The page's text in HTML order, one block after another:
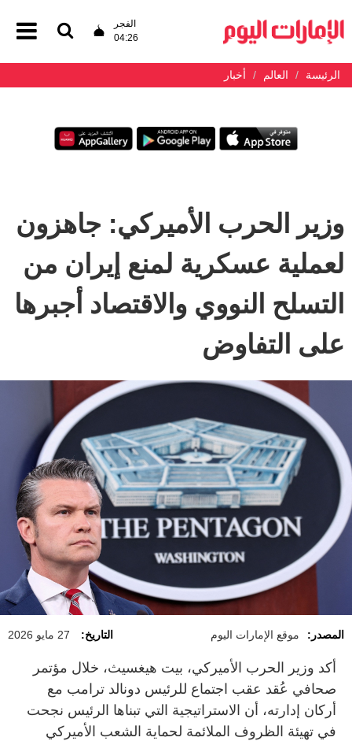
الفجر
04:26
الرئيسة العالم أخبار
وزير الحرب الأميركي: جاهزون
لعملية عسكرية لمنع إيران من
التسلح النووي والاقتصاد أجبرها
على التفاوض
المصدر: موقع الإمارات اليوم التاريخ: 27 مايو 2026
أكد وزير الحرب الأميركي، بيت هيغسيث، خلال مؤتمر
صحافي عُقد عقب اجتماع للرئيس دونالد ترامب مع
أركان إدارته، أن الاستراتيجية التي تبناها الرئيس نجحت
في تهيئة الظروف الملائمة لحماية الشعب الأميركي